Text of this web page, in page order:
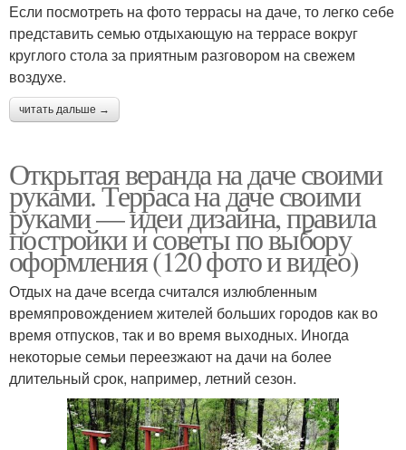
Если посмотреть на фото террасы на даче, то легко себе
представить семью отдыхающую на террасе вокруг
круглого стола за приятным разговором на свежем
воздухе.
читать дальше →
Открытая веранда на даче своими
руками. Терраса на даче своими
руками — идеи дизайна, правила
постройки и советы по выбору
оформления (120 фото и видео)
Отдых на даче всегда считался излюбленным
времяпровождением жителей больших городов как во
время отпусков, так и во время выходных. Иногда
некоторые семьи переезжают на дачи на более
длительный срок, например, летний сезон.